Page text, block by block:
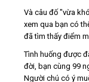
Liên hệ - Đăng
Và câu đố "vừa
xem qua bạn có
đã tìm thấy điểm
Tình huống được
đời, bạn cùng 99
Người chú có ý